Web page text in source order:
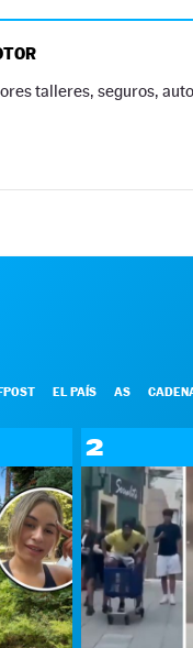
talleres, seguros,
EL PAÍS AS
2